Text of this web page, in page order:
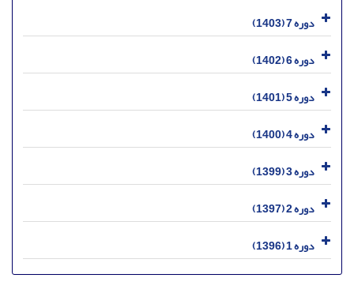
دوره 7 (1403)
دوره 6 (1402)
دوره 5 (1401)
دوره 4 (1400)
دوره 3 (1399)
دوره 2 (1397)
دوره 1 (1396)